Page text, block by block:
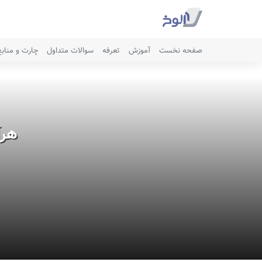
صفحه نخست آموزش تعرفه سوالات متداول چارت و